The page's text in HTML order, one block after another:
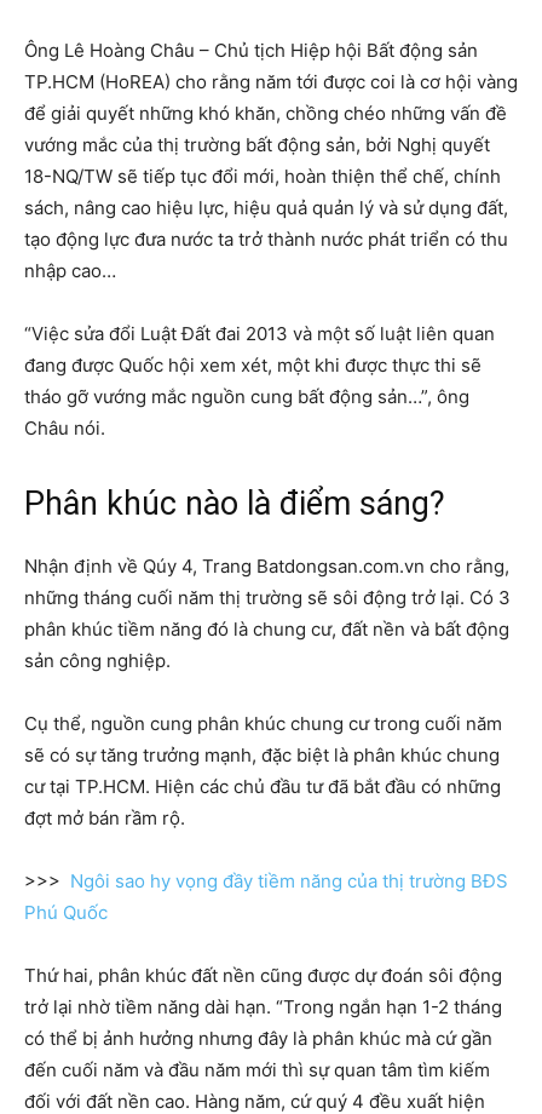
Ông Lê Hoàng Châu – Chủ tịch Hiệp hội Bất động sản
TP.HCM (HoREA) cho rằng năm tới được coi là cơ hội vàng
để giải quyết những khó khăn, chồng chéo những vấn đề
vướng mắc của thị trường bất động sản, bởi Nghị quyết
18-NQ/TW sẽ tiếp tục đổi mới, hoàn thiện thể chế, chính
sách, nâng cao hiệu lực, hiệu quả quản lý và sử dụng đất,
tạo động lực đưa nước ta trở thành nước phát triển có thu
nhập cao…
“Việc sửa đổi Luật Đất đai 2013 và một số luật liên quan
đang được Quốc hội xem xét, một khi được thực thi sẽ
tháo gỡ vướng mắc nguồn cung bất động sản…”, ông
Châu nói.
Phân khúc nào là điểm sáng?
Nhận định về Qúy 4, Trang Batdongsan.com.vn cho rằng,
những tháng cuối năm thị trường sẽ sôi động trở lại. Có 3
phân khúc tiềm năng đó là chung cư, đất nền và bất động
sản công nghiệp.
Cụ thể, nguồn cung phân khúc chung cư trong cuối năm
sẽ có sự tăng trưởng mạnh, đặc biệt là phân khúc chung
cư tại TP.HCM. Hiện các chủ đầu tư đã bắt đầu có những
đợt mở bán rầm rộ.
>>> Ngôi sao hy vọng đầy tiềm năng của thị trường BĐS
Phú Quốc
Thứ hai, phân khúc đất nền cũng được dự đoán sôi động
trở lại nhờ tiềm năng dài hạn. “Trong ngắn hạn 1-2 tháng
có thể bị ảnh hưởng nhưng đây là phân khúc mà cứ gần
đến cuối năm và đầu năm mới thì sự quan tâm tìm kiếm
đối với đất nền cao. Hàng năm, cứ quý 4 đều xuất hiện